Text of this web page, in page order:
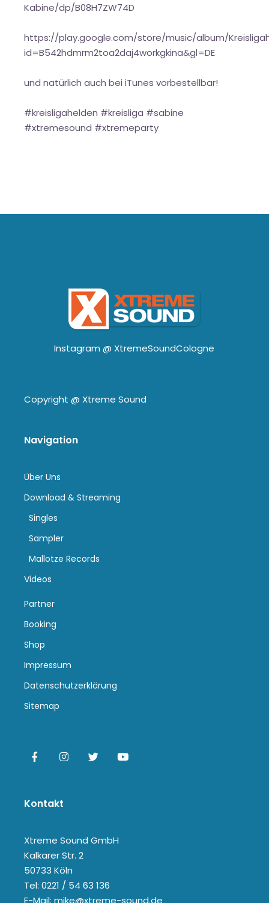
Kabine/dp/B08H7ZW74D
https://play.google.com/store/music/album/
id=B542hdmrm2toa2daj4workgkina&gl=DE
und natürlich auch bei iTunes vorbestellbar!
#kreisligahelden #kreisliga #sabine
#xtremesound #xtremeparty
Instagram @ XtremeSoundCologne
Copyright @ Xtreme Sound
Navigation
Über Uns
Download & Streaming
Singles
Sampler
Mallotze Records
Videos
Partner
Booking
Shop
Impressum
Datenschutzerklärung
Sitemap
Kontakt
Xtreme Sound GmbH
Kalkarer Str. 2
50733 Köln
Tel: 0221 / 54 63 136